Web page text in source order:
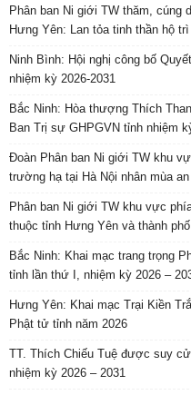
Phân ban Ni giới TW thăm, cúng
Hưng Yên: Lan tỏa tinh thần hộ
Ninh Bình: Hội nghị công bố
nhiệm kỳ 2026-2031
Bắc Ninh: Hòa thượng Thích
Ban Trị sự GHPGVN tỉnh nhiệm
Đoàn Phân ban Ni giới TW khu
trường hạ tại Hà Nội nhân mùa
Phân ban Ni giới TW khu vực
thuộc tỉnh Hưng Yên và thành
Bắc Ninh: Khai mạc trang trọng
tỉnh lần thứ I, nhiệm kỳ 2026 –
Hưng Yên: Khai mạc Trại Kiền
Phật tử tỉnh năm 2026
TT. Thích Chiếu Tuệ được suy
nhiệm kỳ 2026 – 2031